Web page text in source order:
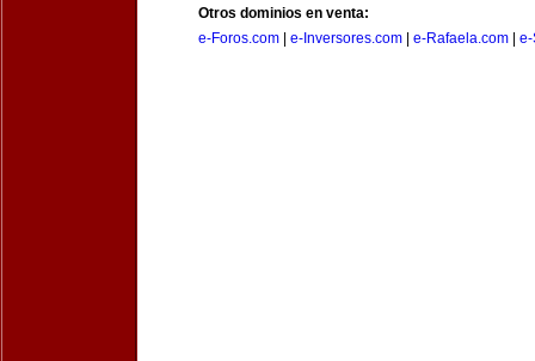
Otros dominios en venta:
e-Foros.com
e-Inversores.com e-Rafaela.com e-